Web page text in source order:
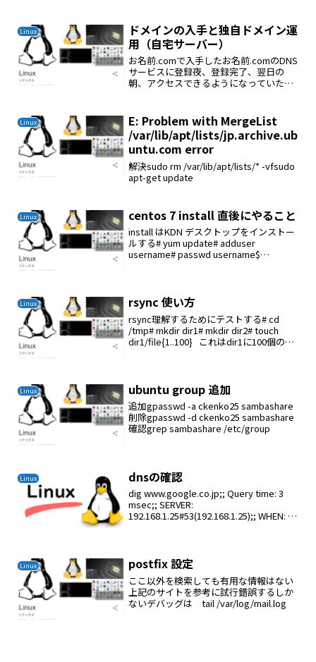
プリ...
Linux
ドメインの入手と独自ドメイン運
用（自宅サーバー）
お名前.comで入手したお名前.comのDNS
サービスに登録夜、登録完了、翌日の
朝、アクセスできるようになっていた。
メニューからDNS関連機能の設定をクリ
ックし...
Linux
E: Problem with MergeList
/var/lib/apt/lists/jp.archive.ub
untu.com error
解決sudo rm /var/lib/apt/lists/* -vfsudo
apt-get update
Linux centos 7 install 直後にやること
install はKDN デスクトップをインストー
ルする# yum update# adduser
username# passwd username$
Linux rsync 使い方
rsync理解するためにテストする# cd
/tmp# mkdir dir1# mkdir dir2# touch
dir1/file{1..100} これはdir1に100個の空
Linux ubuntu group 追加
追加gpasswd -a ckenko25 sambashare
削除gpasswd -d ckenko25 sambashare
確認grep sambashare /etc/group
Linux dnsの確認
dig www.google.co.jp;; Query time: 3
msec;; SERVER:
192.168.1.25#53(192.168.1.25);; WHEN: 月
Linux postfix 設定
ここ以外を検索しても有用な情報はない
上記のサイトを参考に試行錯誤するしか
ないデバッグは tail /var/log/mail.log